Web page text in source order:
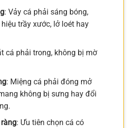
: Vảy cá phải sáng bóng,
trầy xước, lở loét hay
cá phải trong, không bị mờ
: Miệng cá phải đóng mở
không bị sưng hay đổi
: Ưu tiên chọn cá có